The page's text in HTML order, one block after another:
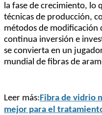
la fase de crecimiento, lo
técnicas de producción,
métodos de modificación
continua inversión e
se convierta en un
mundial de fibras de
Leer más: Fibra de vidrio
mejor para el